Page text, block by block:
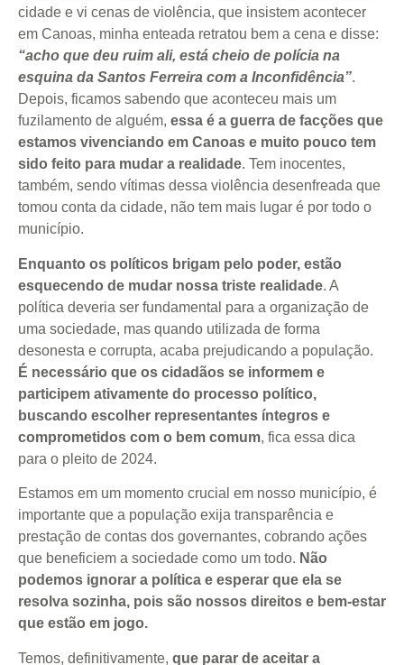
cidade e vi cenas de violência, que insistem acontecer
em Canoas, minha enteada retratou bem a cena e disse:
“acho que deu ruim ali, está cheio de polícia na
esquina da Santos Ferreira com a Inconfidência”.
Depois, ficamos sabendo que aconteceu mais um
fuzilamento de alguém, essa é a guerra de facções que
estamos vivenciando em Canoas e muito pouco tem
sido feito para mudar a realidade. Tem inocentes,
também, sendo vítimas dessa violência desenfreada que
tomou conta da cidade, não tem mais lugar é por todo o
município.
Enquanto os políticos brigam pelo poder, estão
esquecendo de mudar nossa triste realidade. A
política deveria ser fundamental para a organização de
uma sociedade, mas quando utilizada de forma
desonesta e corrupta, acaba prejudicando a população.
É necessário que os cidadãos se informem e
participem ativamente do processo político,
buscando escolher representantes íntegros e
comprometidos com o bem comum, fica essa dica
para o pleito de 2024.
Estamos em um momento crucial em nosso município, é
importante que a população exija transparência e
prestação de contas dos governantes, cobrando ações
que beneficiem a sociedade como um todo. Não
podemos ignorar a política e esperar que ela se
resolva sozinha, pois são nossos direitos e bem-estar
que estão em jogo.
Temos, definitivamente, que parar de aceitar a